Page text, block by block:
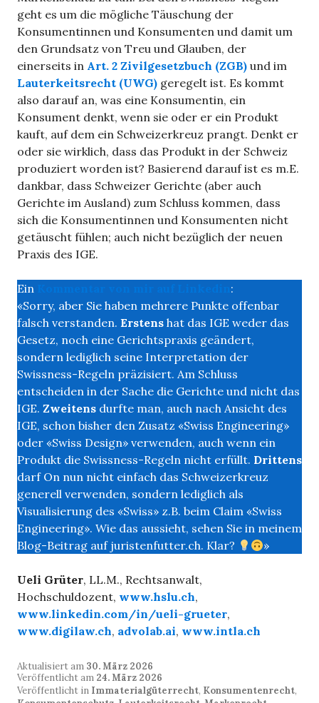
geht es um die mögliche Täuschung der
Konsumentinnen und Konsumenten und damit um
den Grundsatz von Treu und Glauben, der
einerseits in Art. 2 Zivilgesetzbuch (ZGB) und im
Lauterkeitsrecht (UWG) geregelt ist. Es kommt
also darauf an, was eine Konsumentin, ein
Konsument denkt, wenn sie oder er ein Produkt
kauft, auf dem ein Schweizerkreuz prangt. Denkt er
oder sie wirklich, dass das Produkt in der Schweiz
produziert worden ist? Basierend darauf ist es m.E.
dankbar, dass Schweizer Gerichte (aber auch
Gerichte im Ausland) zum Schluss kommen, dass
sich die Konsumentinnen und Konsumenten nicht
getäuscht fühlen; auch nicht bezüglich der neuen
Praxis des IGE.
Ein
:
«Sorry, aber Sie haben mehrere Punkte offenbar
falsch verstanden. Erstens hat das IGE weder das
Gesetz, noch eine Gerichtspraxis geändert,
sondern lediglich seine Interpretation der
Swissness-Regeln präzisiert. Am Schluss
entscheiden in der Sache die Gerichte und nicht das
IGE. Zweitens durfte man, auch nach Ansicht des
IGE, schon bisher den Zusatz «Swiss Engineering»
oder «Swiss Design» verwenden, auch wenn ein
Produkt die Swissness-Regeln nicht erfüllt. Drittens
darf On nun nicht einfach das Schweizerkreuz
generell verwenden, sondern lediglich als
Visualisierung des «Swiss» z.B. beim Claim «Swiss
Engineering». Wie das aussieht, sehen Sie in meinem
Blog-Beitrag auf juristenfutter.ch. Klar?
»
Ueli Grüter, LL.M., Rechtsanwalt,
Hochschuldozent, www.hslu.ch,
www.linkedin.com/in/ueli-grueter,
www.digilaw.ch, advolab.ai, www.intla.ch
Aktualisiert am 30. März 2026
Veröffentlicht am 24. März 2026
Veröffentlicht in Immaterialgüterrecht, Konsumentenrecht,